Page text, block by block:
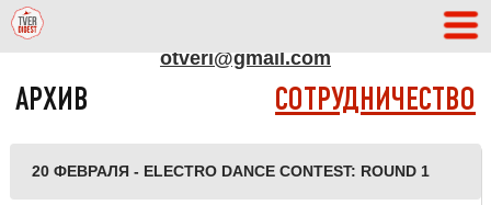
otveri@gmail.com
АРХИВ СОТРУДНИЧЕСТВО
20 ФЕВРАЛЯ - ELECTRO DANCE CONTEST: ROUND 1